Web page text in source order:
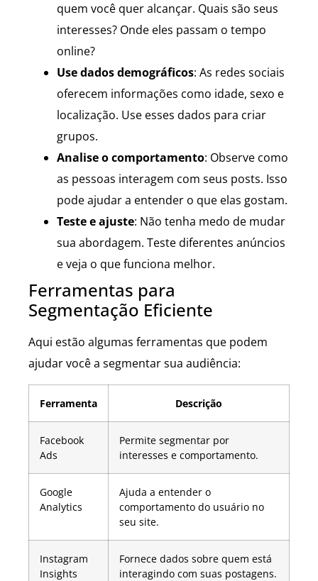
quem você quer alcançar. Quais são seus
interesses? Onde eles passam o tempo
online?
Use dados demográficos: As redes sociais
oferecem informações como idade, sexo e
localização. Use esses dados para criar
grupos.
Analise o comportamento: Observe como
as pessoas interagem com seus posts. Isso
pode ajudar a entender o que elas gostam.
Teste e ajuste: Não tenha medo de mudar
sua abordagem. Teste diferentes anúncios
e veja o que funciona melhor.
Ferramentas para
Segmentação Eficiente
Aqui estão algumas ferramentas que podem
ajudar você a segmentar sua audiência:
Ferramenta Descrição
Facebook
Ads
Permite segmentar por
interesses e comportamento.
Google
Analytics
Ajuda a entender o
comportamento do usuário no
seu site.
Instagram
Insights
Fornece dados sobre quem está
interagindo com suas postagens.